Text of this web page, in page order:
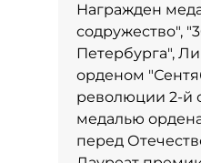
Награжден
содружество",
Петербурга",
орденом
революции 2-й
медалью
перед